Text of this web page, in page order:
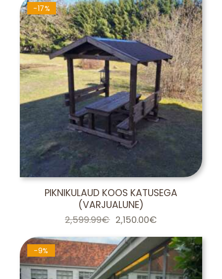
-17%
PIKNIKULAUD KOOS KATUSEGA
(VARJUALUNE)
2,599.99€ Algne
hind
oli:
2,599.99€.
2,150.00€
on:
2,150.00€.
-9%